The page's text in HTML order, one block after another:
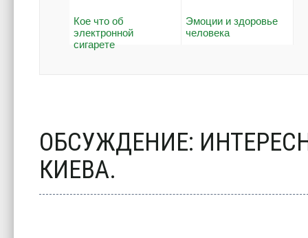
Кое что об
электронной
сигарете
Эмоции и здоровье
человека
ОБСУЖДЕНИЕ:
КИЕВА.